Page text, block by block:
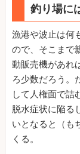
釣り場に
漁港や波止は何
ので、そこまで
動販売機があれ
ろ少数だろう。
して人権面で詰
脱水症状に陥る
いとなると（も
くる。